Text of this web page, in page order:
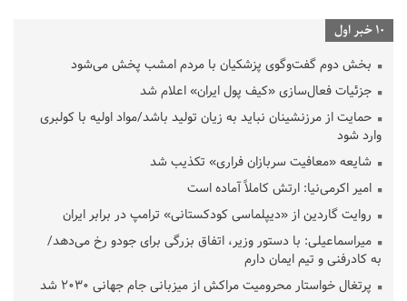
10 خبر اول
بخش دوم گفت‌وگوی پزشکیان با مردم امشب پخش می‌شود
جزئیات فعال‌سازی «کیف پول ایران» اعلام شد
حمایت از مرزنشینان نباید به زیان تولید باشد/مواد اولیه با کولبری
وارد شود
شایعه «معافیت سربازان فراری» تکذیب شد
امیر اکرمی‌نیا: ارتش کاملاً آماده است
روایت گاردین از «دیپلماسی کودکستانی» ترامپ در برابر ایران
میراسماعیلی: با دستور وزیر، اتفاق بزرگی برای جودو رخ می‌دهد/
به کادرفنی و تیم ایمان دارم
پرتغال خواستار محرومیت مراکش از میزبانی جام جهانی ۲۰۳۰ شد